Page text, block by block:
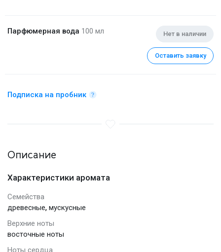
Парфюмерная вода 100 мл Нет в наличии
Оставить заявку
Подписка на пробник
Описание
Характеристики аромата
Семейства
древесные, мускусные
Верхние ноты
восточные ноты
Ноты сердца